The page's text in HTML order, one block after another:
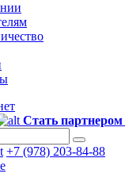
Стать партнером
+7 (978) 203-84-88